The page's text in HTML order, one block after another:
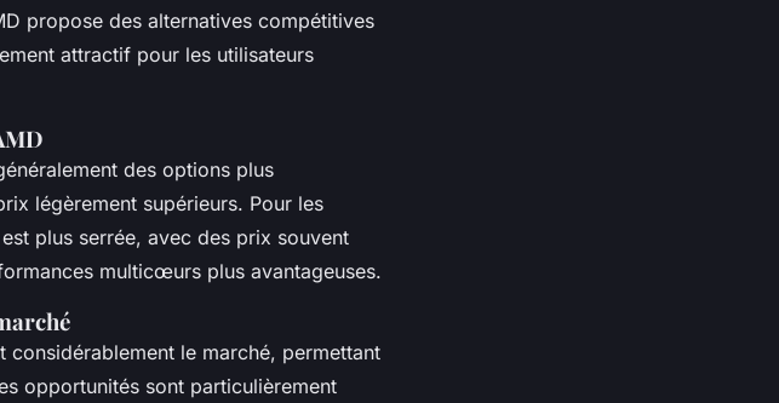
propose des alternatives compétitives
attractif pour les utilisateurs
des options plus
légèrement supérieurs. Pour les
plus serrée, avec des prix souvent
multicœurs plus avantageuses.
considérablement le marché, permettant
opportunités sont particulièrement